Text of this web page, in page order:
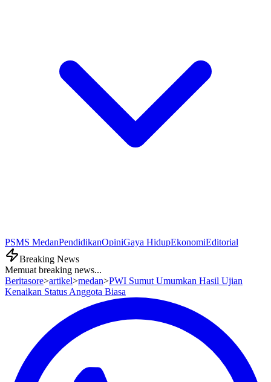
PSMS MedanPendidikanOpiniGaya HidupEkonomiEditorial
Breaking News
Memuat breaking news...
Beritasore>artikel>medan>PWI Sumut Umumkan Hasil Ujian
Kenaikan Status Anggota Biasa